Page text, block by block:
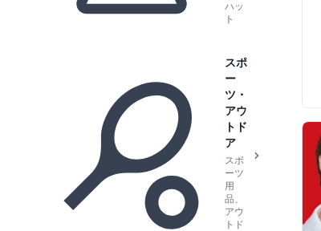
ハッ
ト
スポ
ー
ツ・
アウ
トド
ア
スポ
ーツ
用
品、
アウ
トド